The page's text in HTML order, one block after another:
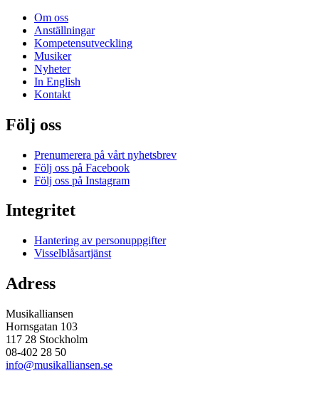
Om oss
Anställningar
Kompetensutveckling
Musiker
Nyheter
In English
Kontakt
Följ oss
Prenumerera på vårt nyhetsbrev
Följ oss på Facebook
Följ oss på Instagram
Integritet
Hantering av personuppgifter
Visselblåsartjänst
Adress
Musikalliansen
Hornsgatan 103
117 28 Stockholm
08-402 28 50
info@musikalliansen.se